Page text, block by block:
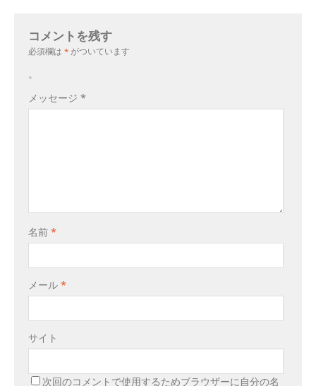
コメントを残す
必須欄は * がついています
。
メッセージ *
名前 *
メール *
サイト
次回のコメントで使用するためブラウザーに自分の名